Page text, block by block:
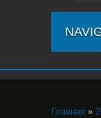
Главная »